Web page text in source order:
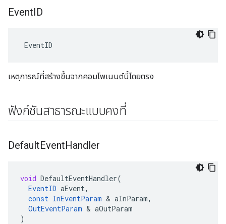
EventID
EventID
เหตุการณ์ที่สร้างขึ้นจากคอมโพเนนต์นี้โดยตรง
ฟังก์ชันสาธารณะแบบคงที่
DefaultEventHandler
void DefaultEventHandler(
EventID aEvent,
const InEventParam & aInParam,
OutEventParam & aOutParam
)